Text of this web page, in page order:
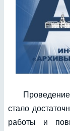
стало
работы и